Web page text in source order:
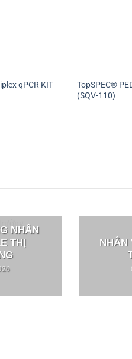
qPCR KIT
TopSPEC®
(SQV-110)
NHÂN
THỊ
NHÂN